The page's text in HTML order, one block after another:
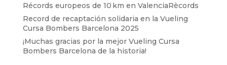
Récords europeos de 10 km en ValenciaRècords
Record de recaptación solidaria en la Vueling
Cursa Bombers Barcelona 2025
¡Muchas gracias por la mejor Vueling Cursa
Bombers Barcelona de la historia!